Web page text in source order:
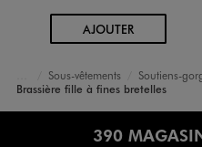
AJOUTERAU PANIER
Accueil
Fille
Sous-vêtements
Soutiens-
Brassière fille à fines bretelles
390